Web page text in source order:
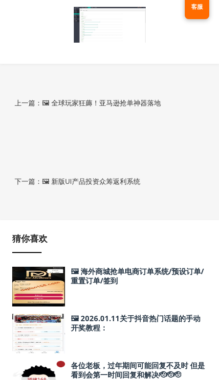
上一篇：🖼 全球玩家狂薅！亚马逊抢单神器落地
下一篇：🖼 新版UI产品投资众筹返利系统
猜你喜欢
🖼 海外商城抢单电商订单系统/预设订单/
重置订单/签到
🖼 2026.01.11关于抖音热门话题的手动
开奖教程：
各位老板，过年期间可能回复不及时 但是
看到会第一时间回复和解决🫡🫡🫡
客服